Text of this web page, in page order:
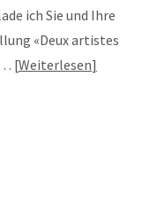
ich Sie und Ihre
«Deux artistes
Weiterlesen